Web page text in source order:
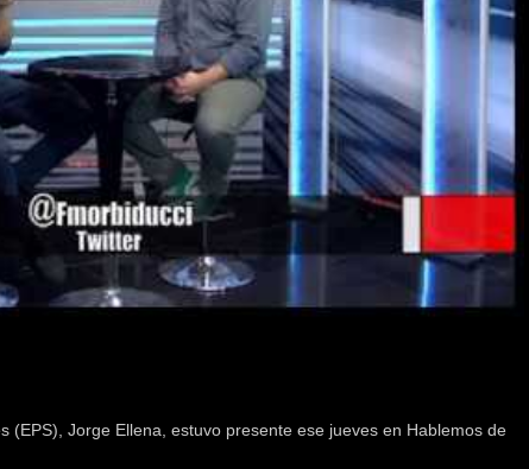
(EPS), Jorge Ellena, estuvo presente ese jueves en Hablemos de